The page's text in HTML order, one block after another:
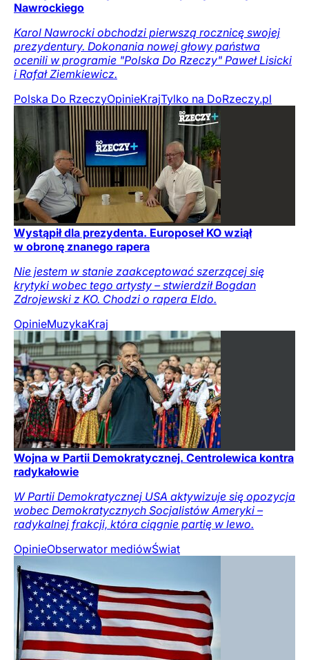
Nawrockiego
Karol Nawrocki obchodzi pierwszą rocznicę swojej
prezydentury. Dokonania nowej głowy państwa
ocenili w programie "Polska Do Rzeczy" Paweł Lisicki
i Rafał Ziemkiewicz.
Polska Do RzeczyOpinieKrajTylko na DoRzeczy.pl
Wystąpił dla prezydenta. Europoseł KO wziął
w obronę znanego rapera
Nie jestem w stanie zaakceptować szerzącej się
krytyki wobec tego artysty – stwierdził Bogdan
Zdrojewski z KO. Chodzi o rapera Eldo.
OpinieMuzykaKraj
Wojna w Partii Demokratycznej. Centrolewica kontra
radykałowie
W Partii Demokratycznej USA aktywizuje się opozycja
wobec Demokratycznych Socjalistów Ameryki –
radykalnej frakcji, która ciągnie partię w lewo.
OpinieObserwator mediówŚwiat